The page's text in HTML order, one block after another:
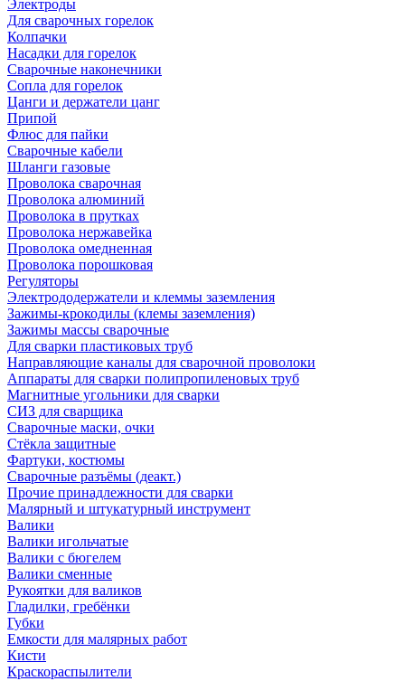
Электроды
Для сварочных горелок
Колпачки
Насадки для горелок
Сварочные наконечники
Сопла для горелок
Цанги и держатели цанг
Припой
Флюс для пайки
Сварочные кабели
Шланги газовые
Проволока сварочная
Проволока алюминий
Проволока в прутках
Проволока нержавейка
Проволока омедненная
Проволока порошковая
Регуляторы
Электрододержатели и клеммы заземления
Зажимы-крокодилы (клемы заземления)
Зажимы массы сварочные
Для сварки пластиковых труб
Направляющие каналы для сварочной проволоки
Аппараты для сварки полипропиленовых труб
Магнитные угольники для сварки
СИЗ для сварщика
Сварочные маски, очки
Стёкла защитные
Фартуки, костюмы
Сварочные разъёмы (деакт.)
Прочие принадлежности для сварки
Малярный и штукатурный инструмент
Валики
Валики игольчатые
Валики с бюгелем
Валики сменные
Рукоятки для валиков
Гладилки, гребёнки
Губки
Емкости для малярных работ
Кисти
Краскораспылители